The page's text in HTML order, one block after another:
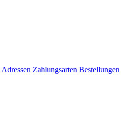
Adressen Zahlungsarten Bestellungen